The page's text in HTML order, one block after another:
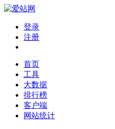
登录
注册
首页
工具
大数据
排行榜
客户端
网站统计